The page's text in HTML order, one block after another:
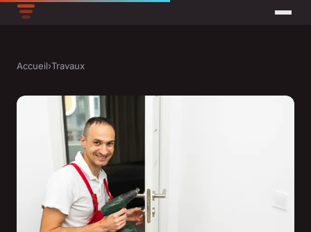
Accueil›Travaux